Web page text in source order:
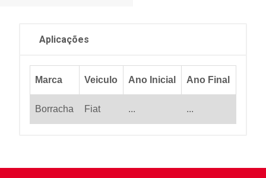
Aplicações
Marca Veiculo Ano Inicial Ano Final
Borracha Fiat ... ...